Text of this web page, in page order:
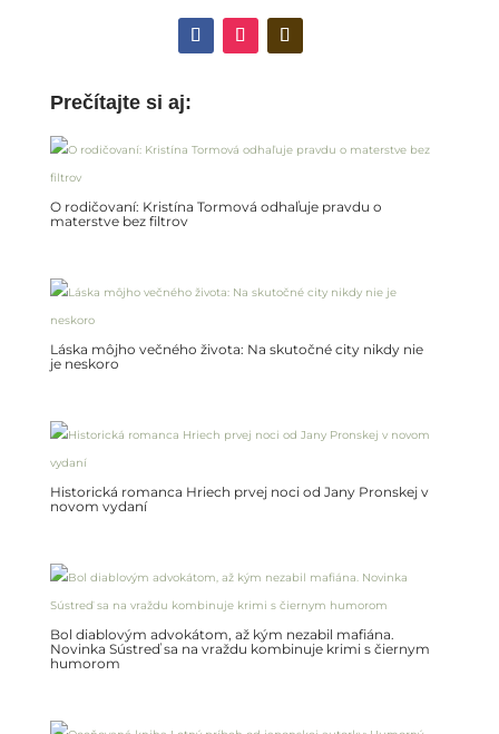
Prečítajte si aj:
O rodičovaní: Kristína Tormová odhaľuje pravdu o
materstve bez filtrov
Láska môjho večného života: Na skutočné city nikdy nie
je neskoro
Historická romanca Hriech prvej noci od Jany Pronskej v
novom vydaní
Bol diablovým advokátom, až kým nezabil mafiána.
Novinka Sústreď sa na vraždu kombinuje krimi s čiernym
humorom